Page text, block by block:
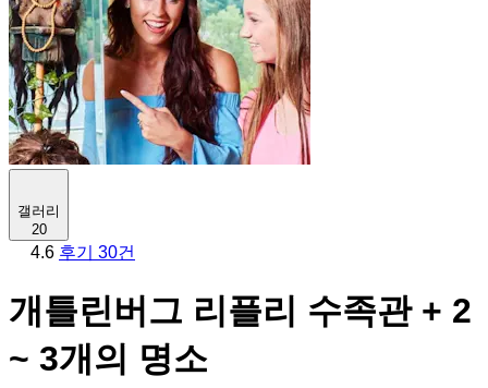
갤러리
20
4.6 후기 30건
개틀린버그 리플리 수족관 + 2
~ 3개의 명소